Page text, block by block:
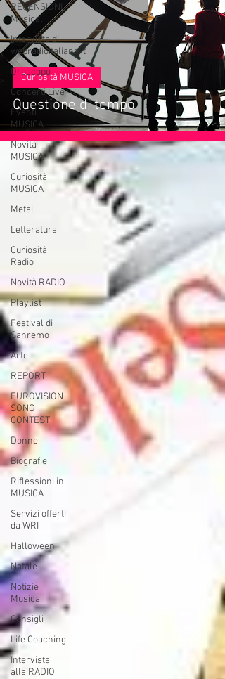
RECENSIONI
Musicali
Interviste di
webradioitaliane.it
Oroscopo
Concerti Live
Eventi
MUSICA
Novità
MUSICA
Curiosità
MUSICA
Metal
Letteratura
Curiosità
Radio
Novità RADIO
Playlist
Festival di
Sanremo
Arte
REPORT
EUROVISION
SONG
CONTEST
Donne
Biografie
Riflessioni in
MUSICA
Servizi offerti
da WRI
Halloween
Natale
Notizie
Musica
Consigli
Life Coaching
Intervista
alla RADIO
Questione di tempo
Curiosità MUSICA